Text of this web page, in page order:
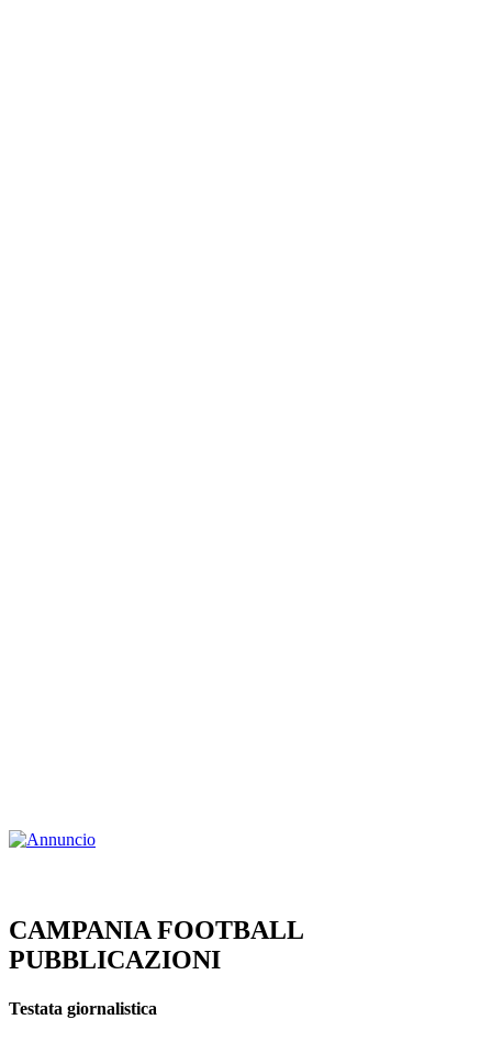
CAMPANIA FOOTBALL
PUBBLICAZIONI
Testata giornalistica